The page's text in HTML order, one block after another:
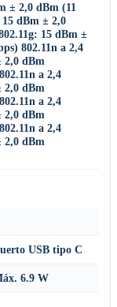
± 2,0 dBm (11
dBm ± 2,0
15 dBm ±
802.11n a 2,4
2,0 dBm
a 2,4
2,0 dBm
a 2,4
2,0 dBm
a 2,4
2,0 dBm
USB tipo C
6.9 W